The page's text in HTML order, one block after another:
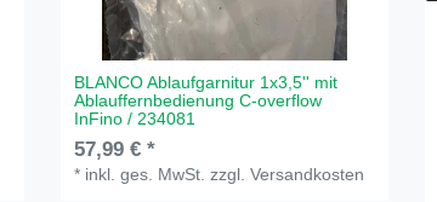
BLANCO Ablaufgarnitur 1x3,5'' mit
Ablauffernbedienung C-overflow
InFino / 234081
57,99 € *
* inkl. ges. MwSt. zzgl.Versandkosten